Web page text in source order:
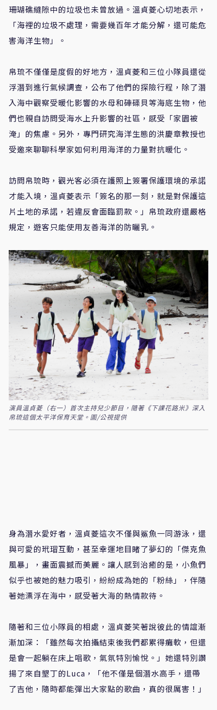
珊瑚礁縫隙中的垃圾也未曾放過。溫貞菱心切地表示，
「海裡的垃圾不處理，需要幾百年才能分解，還可能危
害海洋生物」。
帛琉不僅僅是度假的好地方，溫貞菱和三位小隊員還從
浮潛到進行氣候調查，公布了他們的探險行程，除了潛
入海中觀察受暖化影響的水母和硨磲貝等海底生物，他
們也親自訪問受海水上升影響的社區，感受「家園被
淹」的焦慮。另外，專門研究海洋生態的洪慶章教授也
受邀來聊聊科學家如何利用海洋的力量對抗暖化。
訪問帛琉時，觀光客必須在護照上簽署保護環境的承諾
才能入境，溫貞菱表示「簽名的那一刻，就是對保護這
片土地的承諾，若違反會面臨罰款。」帛琉政府還嚴格
規定，遊客只能使用友善海洋的防曬乳。
演員溫貞菱（右一）首次主持兒少節目，隨著《下課花路米》深入
帛琉這個太平洋保育天堂。圖/公視提供
身為潛水愛好者，溫貞菱這次不僅與鯊魚一同游泳，還
與可愛的玳瑁互動，甚至幸運地目睹了夢幻的「傑克魚
風暴」，畫面震撼而美麗。讓人感到治癒的是，小魚們
似乎也被她的魅力吸引，紛紛成為她的「粉絲」，伴隨
著她漂浮在海中，感受著大海的熱情款待。
隨著和三位小隊員的相處，溫貞菱笑著說彼此的情誼漸
漸加深：「雖然每次拍攝結束後我們都累得癱軟，但還
是會一起躺在床上唱歌，氣氛特別愉悅。」她還特別讚
揚了來自墾丁的Luca，「他不僅是個潛水高手，還帶
了吉他，隨時都能彈出大家點的歌曲，真的很厲害！」